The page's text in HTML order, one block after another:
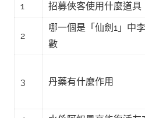
1 招募俠客使用什麼道具
2
哪一個是「仙劍1」中
數
3 丹藥有什麼作用